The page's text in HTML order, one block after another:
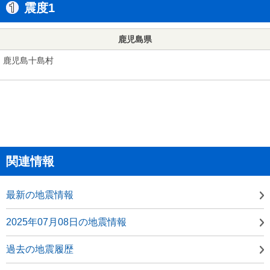
震度1
鹿児島県
鹿児島十島村
関連情報
最新の地震情報
2025年07月08日の地震情報
過去の地震履歴